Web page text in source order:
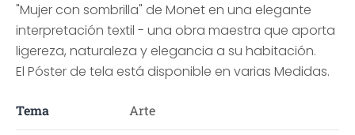
"Mujer con sombrilla" de Monet en una elegante
interpretación textil - una obra maestra que aporta
ligereza, naturaleza y elegancia a su habitación.
El Póster de tela está disponible en varias Medidas.
Tema Arte